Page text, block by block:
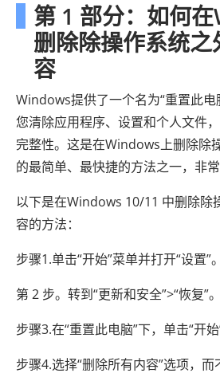
第 1 部分：如何
删除除操作系统之
容
Windows提供了一个名为“重置此电
您清除应用程序、设置和个人文件
完整性。这是在Windows上删除除
的最简单、最快捷的方法之一，非常
以下是在Windows 10/11 中删除除
容的方法：
步骤1.单击“开始”菜单并打开“设置”。
第 2 步。转到“更新和安全”>“恢复”。
步骤3.在“重置此电脑”下，单击“开始
步骤4.选择“删除所有内容”选项，而